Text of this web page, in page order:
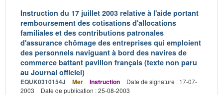
Instruction du 17 juillet 2003 relative à l'aide portant
remboursement des cotisations d'allocations
familiales et des contributions patronales
d'assurance chômage des entreprises qui emploient
des personnels naviguant à bord des navires de
commerce battant pavillon français (texte non paru
au Journal officiel)
EQUK0310154J Mer Instruction
Date de signature : 17-07-
2003
Date de publication : 25-08-2003